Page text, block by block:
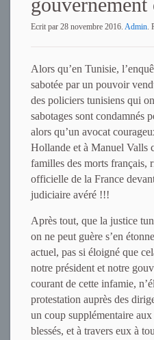
Ecrit par 28 novembre 2016. Admin.
Alors qu’en Tunisie,
sabotée par un pouvoir
des policiers tunisiens qui
sabotages sont condamnés
alors qu’un avocat
Hollande et à Manuel Valls
familles des morts français,
officielle de la France
judiciaire avéré !!!
Après tout, que la justice
on ne peut guère s’en
actuel, pas si éloigné que
notre président et notre
courant de cette infamie,
protestation auprès des
un coup supplémentaire
blessés, et à travers eux à